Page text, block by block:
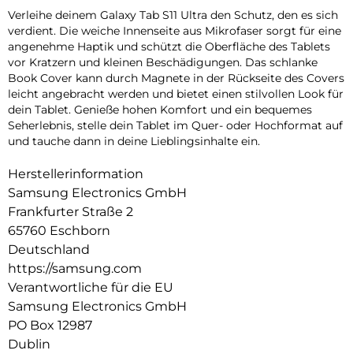
Verleihe deinem Galaxy Tab S11 Ultra den Schutz, den es sich
verdient. Die weiche Innenseite aus Mikrofaser sorgt für eine
angenehme Haptik und schützt die Oberfläche des Tablets
vor Kratzern und kleinen Beschädigungen. Das schlanke
Book Cover kann durch Magnete in der Rückseite des Covers
leicht angebracht werden und bietet einen stilvollen Look für
dein Tablet. Genieße hohen Komfort und ein bequemes
Seherlebnis, stelle dein Tablet im Quer- oder Hochformat auf
und tauche dann in deine Lieblingsinhalte ein.
Herstellerinformation
Samsung Electronics GmbH
Frankfurter Straße 2
65760 Eschborn
Deutschland
https://samsung.com
Verantwortliche für die EU
Samsung Electronics GmbH
PO Box 12987
Dublin